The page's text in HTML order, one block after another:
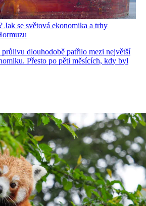
Jak se světová ekonomika a trhy
dlouhodobě patřilo mezi největší
Přesto po pěti měsících, kdy byl